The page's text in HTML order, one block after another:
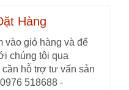
Hàng
vào giỏ hàng và để
chúng tôi qua
hỗ trợ tư vấn sản
518688 -